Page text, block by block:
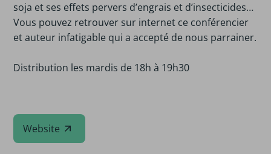
soja et ses effets pervers d’engrais et d’insecticides…
Vous pouvez retrouver sur internet ce conférencier
et auteur infatigable qui a accepté de nous parrainer.
Distribution les mardis de 18h à 19h30
Website